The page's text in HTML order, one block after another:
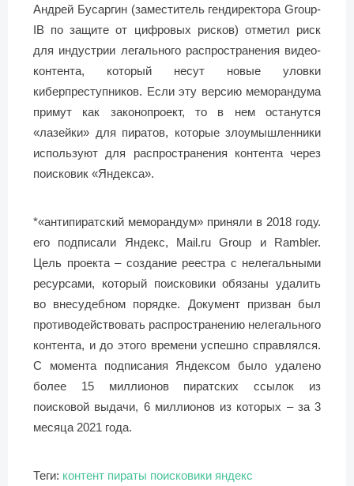
Андрей Бусаргин (заместитель гендиректора Group-
IB по защите от цифровых рисков) отметил риск
для индустрии легального распространения видео-
контента, который несут новые уловки
киберпреступников. Если эту версию меморандума
примут как законопроект, то в нем останутся
«лазейки» для пиратов, которые злоумышленники
используют для распространения контента через
поисковик «Яндекса».
*«антипиратский меморандум» приняли в 2018 году.
его подписали Яндекс, Mail.ru Group и Rambler.
Цель проекта – создание реестра с нелегальными
ресурсами, который поисковики обязаны удалить
во внесудебном порядке. Документ призван был
противодействовать распространению нелегального
контента, и до этого времени успешно справлялся.
С момента подписания Яндексом было удалено
более 15 миллионов пиратских ссылок из
поисковой выдачи, 6 миллионов из которых – за 3
месяца 2021 года.
Теги: контент пираты поисковики яндекс